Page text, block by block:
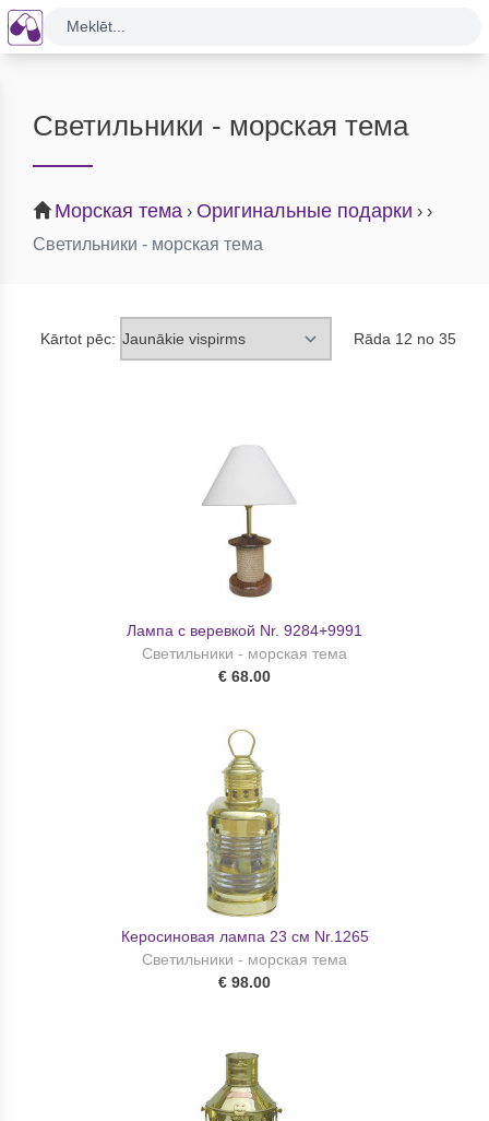
Meklēt...
Светильники - морская тема
Морская тема › Оригинальные подарки › ›
Светильники - морская тема
Kārtot pēc: Rāda 12 no 35
Лампа с веревкой Nr. 9284+9991
Светильники - морская тема
€ 68.00
Керосиновая лампа 23 см Nr.1265
Светильники - морская тема
€ 98.00